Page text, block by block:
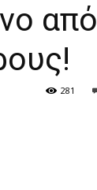
από
281